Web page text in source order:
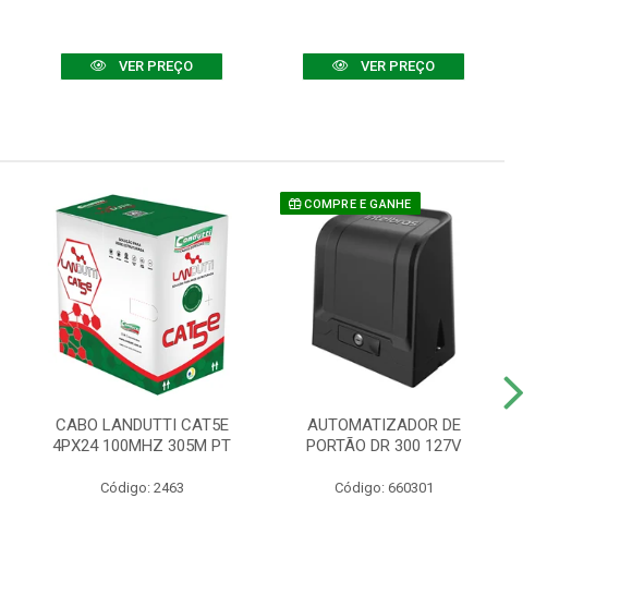
VER PREÇO VER PREÇO
CABO LANDUTTI CAT5E
4PX24 100MHZ 305M PT
Código: 2463
COMPRE E GANHE
AUTOMATIZADOR DE
PORTÃO DR 300 127V
Código: 660301